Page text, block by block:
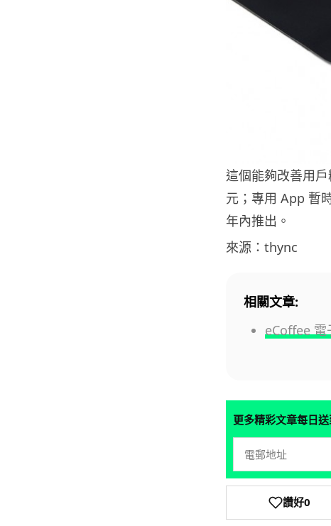
這個能夠改善用
元；專用 App 暫
年內推出。
來源：thync
相關文章:
eCoffee 電
更多精彩文章每日
讚好0